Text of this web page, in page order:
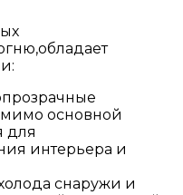
основной
для
интерьера и
снаружи и